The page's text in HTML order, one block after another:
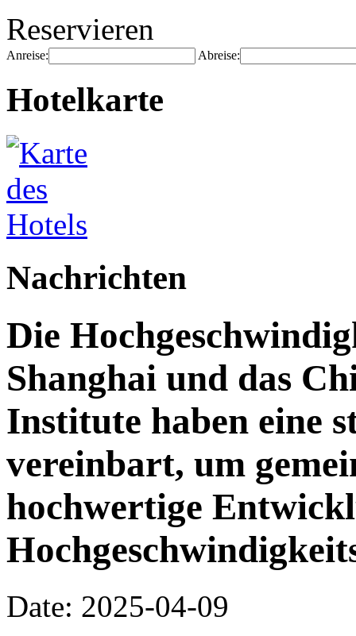
Reservieren
Anreise: Abreise:
Hotelkarte
Nachrichten
Die
Shanghai und das
Institute haben eine
vereinbart, um
hochwertige
Date: 2025-04-09